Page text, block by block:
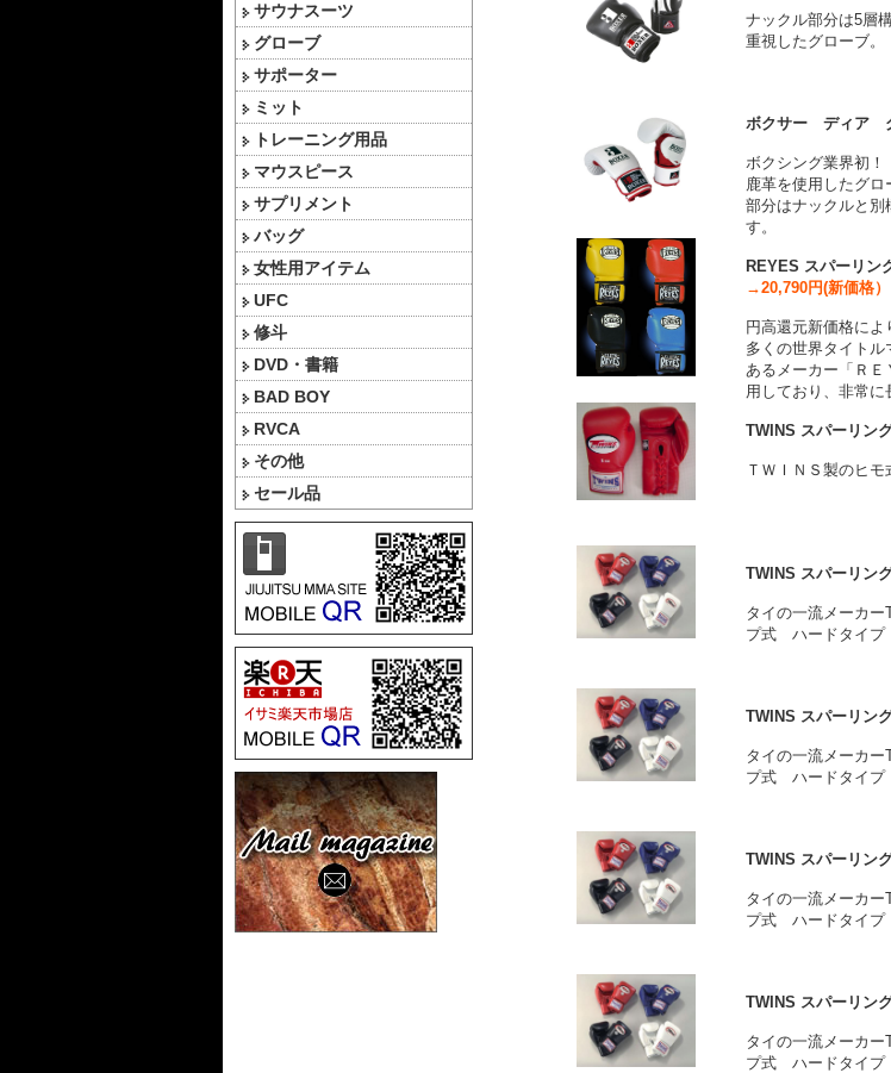
サウナスーツ
グローブ
サポーター
ミット
トレーニング用品
マウスピース
サプリメント
バッグ
女性用アイテム
UFC
修斗
DVD・書籍
BAD BOY
RVCA
その他
セール品
ナックル部分は5層
重視したグローブ。
ボクサー ディア
ボクシング業界初！
鹿革を使用したグ
部分はナックルと別
す。
REYES スパーリ
→20,790円(新価格）
円高還元新価格によ
多くの世界タイト
あるメーカー「ＲＥ
用しており、非常に
TWINS スパーリン
ＴＷＩＮＳ製のヒモ
TWINS スパーリ
タイの一流メーカ
プ式 ハードタイ
TWINS スパーリ
タイの一流メーカ
プ式 ハードタイプ
TWINS スパーリン
タイの一流メーカ
プ式 ハードタイプ
TWINS スパーリ
タイの一流メーカ
プ式 ハードタイ